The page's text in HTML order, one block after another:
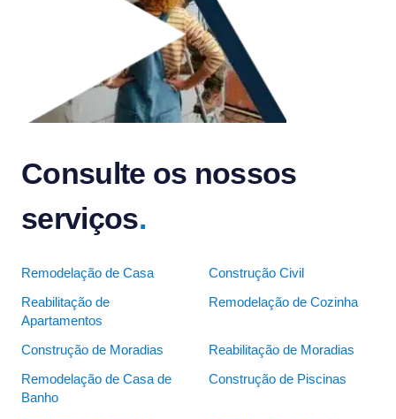
Consulte os nossos
serviços.
Remodelação de Casa Construção Civil
Reabilitação de
Apartamentos
Remodelação de Cozinha
Construção de Moradias Reabilitação de Moradias
Remodelação de Casa de
Banho
Construção de Piscinas